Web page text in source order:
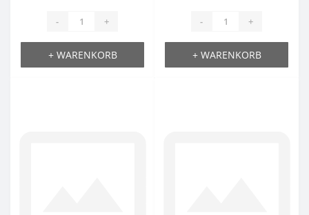
- +
+ WARENKORB
- +
+ WARENKORB